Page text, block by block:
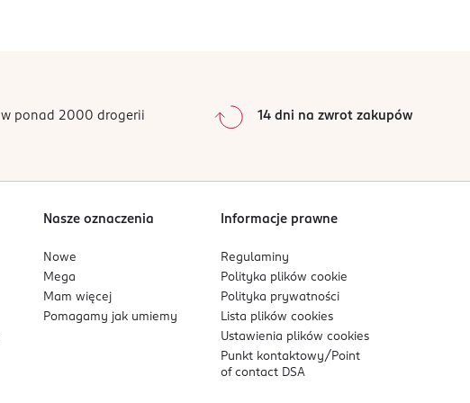
0%
Sortowanie wgdata: od najnowszej
ponad 2000 drogerii 14 dni na zwrot zakupów
Nasze oznaczenia
Nowe
Mega
Mam więcej
Pomagamy jak umiemy
Informacje prawne
Regulaminy
Polityka plikówcookie
Polityka prywatności
Lista plikówcookies
Ustawienia plikówcookies
Punkt kontaktowy/ Point
of contact DSA